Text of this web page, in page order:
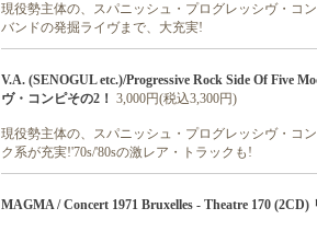
現役勢主体の、スパニッシュ・プログレッシヴ・コ
バンドの発掘ライヴまで、大充実!
V.A. (SENOGUL etc.)/Progressive Rock Side Of Five
ヴ・コンピその2！ 3,000円(税込3,300円)
現役勢主体の、スパニッシュ・プログレッシヴ・コ
ク系が充実!'70s/'80sの激レア・トラックも!
MAGMA / Concert 1971 Bruxelles - Theatre 170